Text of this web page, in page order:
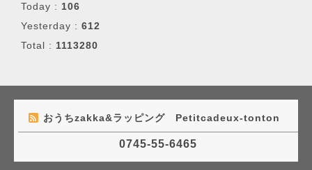
Today : 106
Yesterday : 612
Total : 1113280
おうちzakka&ラッピング Petitcadeux-tonton
0745-55-6465